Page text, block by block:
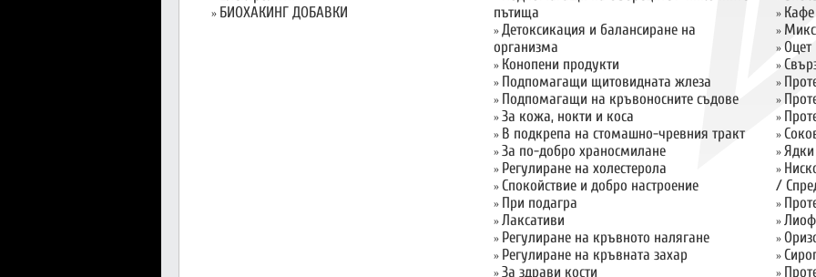
» БИОХАКИНГ ДОБАВКИ
пътища
» Детоксикация и балансиране на
организма
» Конопени продукти
» Подпомагащи щитовидната жлеза
» Подпомагащи на кръвоносните съдове
» За кожа, нокти и коса
» В подкрепа на стомашно-чревния тракт
» За по-добро храносмилане
» Регулиране на холестерола
» Спокойствие и добро настроение
» При подагра
» Лаксативи
» Регулиране на кръвното налягане
» Регулиране на кръвната захар
» За здрави кости
» Кафе
»
» Оцет
»
»
»
»
»
»
»
/
»
»
»
»
»